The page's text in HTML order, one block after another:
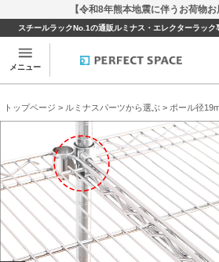
【令和8年熊本地震に伴うお荷物お
スチールラックNo.1の通販ルミナス・エレクターラッ
メニュー
トップページ > ルミナスパーツから選ぶ > ポール径